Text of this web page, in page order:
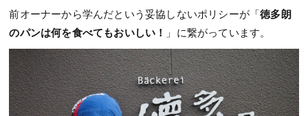
前オーナーから学んだという妥協しないポリシーが「徳多朗
のパンは何を食べてもおいしい！
」に繋がっています。